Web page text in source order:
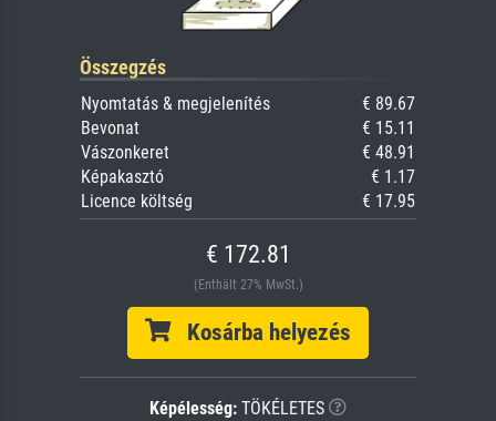
Összegzés
Nyomtatás & megjelenítés
€ 89.67
Bevonat
€ 15.11
Vászonkeret
€ 48.91
Képakasztó
€ 1.17
Licence költség
€ 17.95
€ 172.81
(Enthält 27% MwSt.)
Kosárba helyezés
Képélesség: TÖKÉLETES